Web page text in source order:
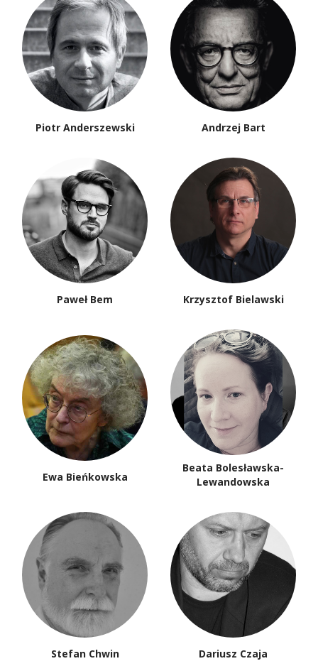
Piotr Anderszewski Andrzej Bart
Paweł Bem Krzysztof Bielawski
Ewa Bieńkowska
Beata Bolesławska-
Lewandowska
Stefan Chwin Dariusz Czaja